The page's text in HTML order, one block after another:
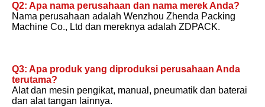
Q2: Apa nama perusahaan dan nama merek Anda?
Nama perusahaan adalah Wenzhou Zhenda Packing
Machine Co., Ltd dan mereknya adalah ZDPACK.
Q3: Apa produk yang diproduksi perusahaan Anda
terutama?
Alat dan mesin pengikat, manual, pneumatik dan baterai
dan alat tangan lainnya.